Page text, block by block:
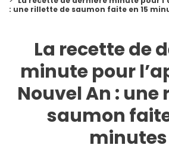
: une rillette de saumon faite en 15
La recette de
minute pour
Nouvel An : une
saumon faite